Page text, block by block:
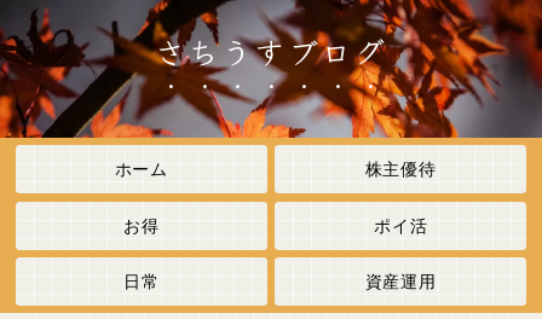
さちうすブログ
ホーム 株主優待
お得 ポイ活
日常 資産運用